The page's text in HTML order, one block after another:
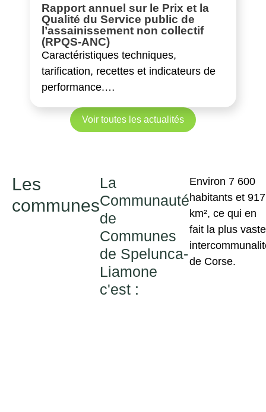
Voir toutes les actualités
Rapport annuel sur le Prix et la
Qualité du Service public de
l’assainissement non collectif
(RPQS-ANC)
Caractéristiques techniques,
tarification, recettes et indicateurs de
performance.…
Les
communes
La
Communauté
de
Communes
de Spelunca-
Liamone
c'est :
Environ 7 600
habitants et 917
km², ce qui en
fait la plus vaste
de Corse.